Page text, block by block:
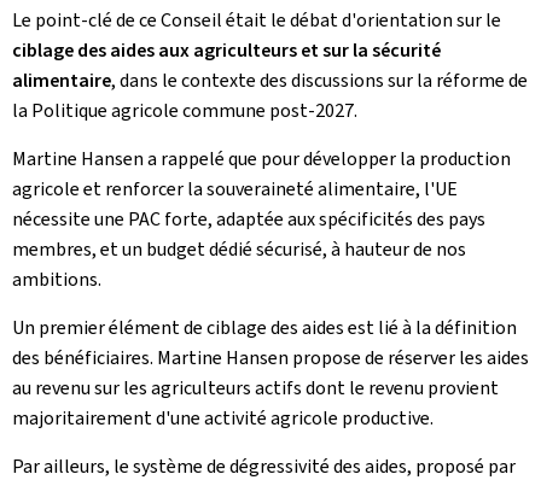
Le point-clé de ce Conseil était le débat d'orientation sur le
ciblage des aides aux agriculteurs et sur la sécurité
alimentaire, dans le contexte des discussions sur la réforme de
la Politique agricole commune post-2027.
Martine Hansen a rappelé que pour développer la production
agricole et renforcer la souveraineté alimentaire, l'UE
nécessite une PAC forte, adaptée aux spécificités des pays
membres, et un budget dédié sécurisé, à hauteur de nos
ambitions.
Un premier élément de ciblage des aides est lié à la définition
des bénéficiaires. Martine Hansen propose de réserver les aides
au revenu sur les agriculteurs actifs dont le revenu provient
majoritairement d'une activité agricole productive.
Par ailleurs, le système de dégressivité des aides, proposé par